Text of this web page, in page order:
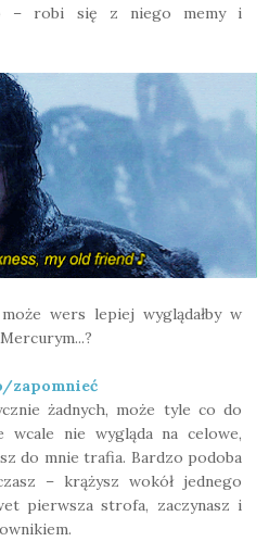
– robi się z niego memy i
wers lepiej wyglądałby w
zapomnieć
żadnych, może tyle co do
wcale nie wygląda na celowe,
do mnie trafia. Bardzo podoba
– krążysz wokół jednego
pierwsza strofa, zaczynasz i